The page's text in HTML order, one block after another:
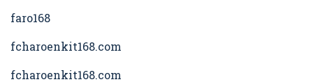
faro168
fcharoenkit168.com
fcharoenkit168.com